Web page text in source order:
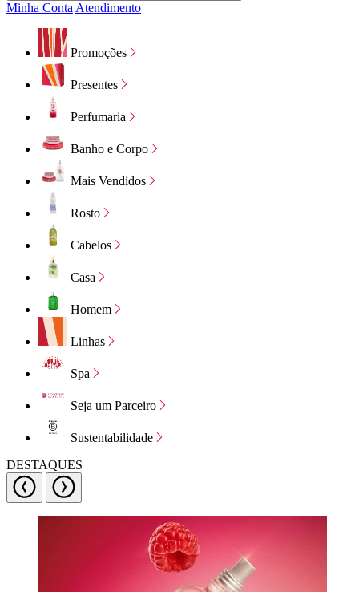
Minha Conta Atendimento
Promoções
Presentes
Perfumaria
Banho e Corpo
Mais Vendidos
Rosto
Cabelos
Casa
Homem
Linhas
Spa
Seja um Parceiro
Sustentabilidade
DESTAQUES